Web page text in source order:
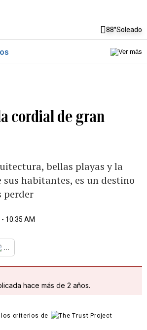
88°Soleado
cordial de gran
bellas playas y la
habitantes, es un destino
perder
10:35 AM
...
hace más de 2 años.
los criterios de